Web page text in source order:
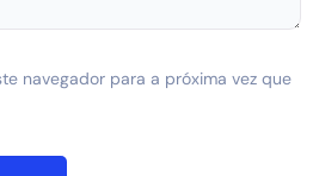
navegador para a próxima vez que